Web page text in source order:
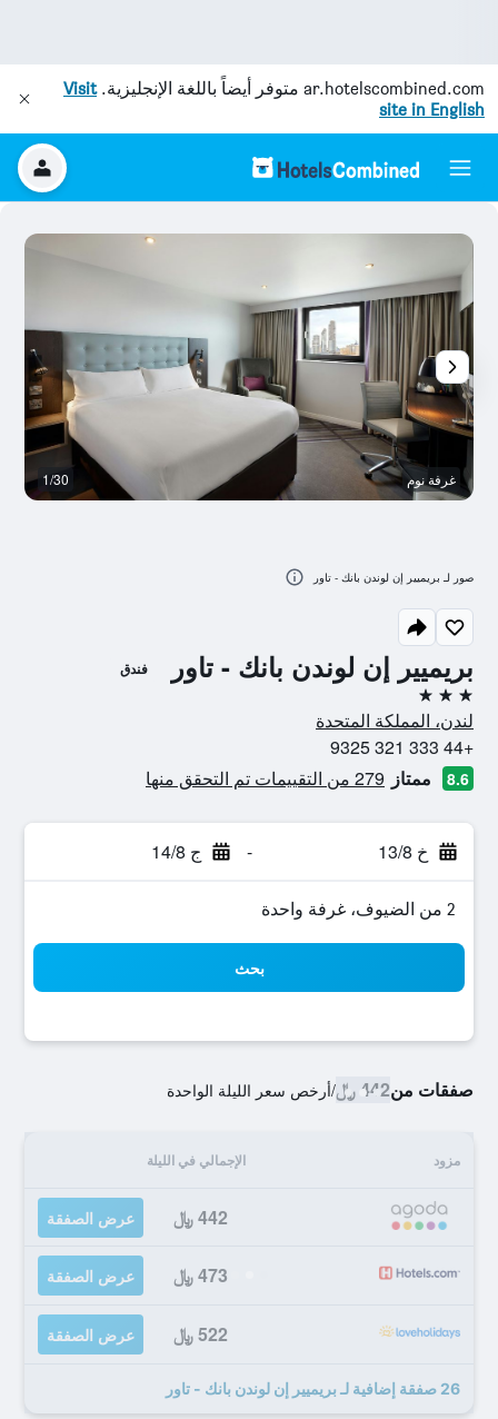
ar.hotelscombined.com متوفر أيضاً باللغة الإنجليزية.Visit
site in English
بريميير إن لوندن بانك - تاور فندق
3 نجوم
لندن، المملكة المتحدة
+44 333 321 9325
8.6 ممتاز 279 من التقييمات تم التحقق منها
خ 13/8 - ج 14/8
2 من الضيوف، غرفة واحدة
بحث
صفقات من442 ﷼ /أرخص سعر الليلة الواحدة
مزود الإجمالي في الليلة
442 ﷼ عرض الصفقة
473 ﷼ عرض الصفقة
522 ﷼ عرض الصفقة
26 صفقة إضافية لـ بريميير إن لوندن بانك - تاور
غرفة نوم 1/30
صور لـ بريميير إن لوندن بانك - تاور